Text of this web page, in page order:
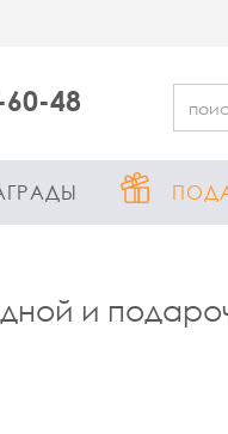
60-48
и